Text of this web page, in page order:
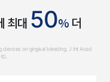
최대 50% 더
devices on gingival bleeding. J Int Acad